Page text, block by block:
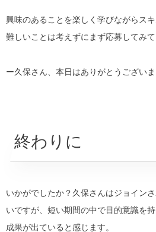
興味のあることを楽しく学びながらス
難しいことは考えずにまず応募してみて
ー久保さん、本日はありがとうございま
終わりに
いかがでしたか？久保さんはジョイン
いですが、短い期間の中で目的意識を
成果が出ていると感じます。